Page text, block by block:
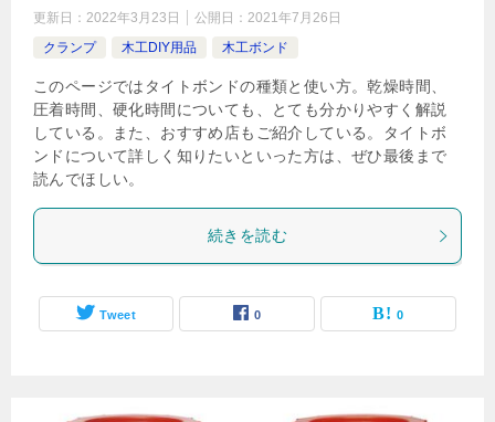
更新日： 2022年3月23日 公開日： 2021年7月26日
クランプ
木工DIY用品 木工ボンド
このページではタイトボンドの種類と使い方。乾燥時間、
圧着時間、硬化時間についても、とても分かりやすく解説
している。また、おすすめ店もご紹介している。タイトボ
ンドについて詳しく知りたいといった方は、ぜひ最後まで
読んでほしい。
続きを読む
Tweet 0 0